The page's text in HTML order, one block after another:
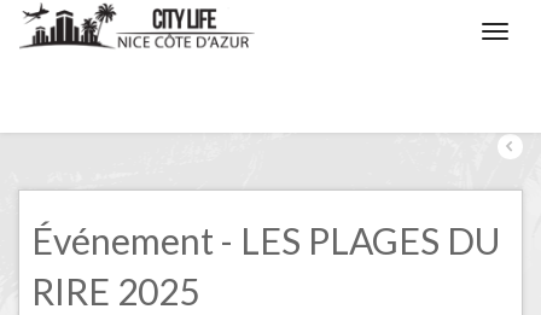
Événement - LES PLAGES DU
RIRE 2025